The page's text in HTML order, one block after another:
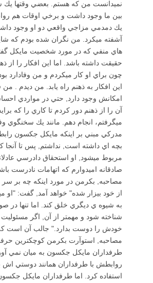
نميدانست من كه هستم. بعضي وقتها
بين ما وجود داشت و برخي اوقات هم
يك دمدمي مزاجي واقعي دو او وجود
آشفته ميكرد. من نگران شده بودم كه
هاي منفي كه در مورد شخصيت مايكل
حقيقت داشته باشد. اما اين افكار را از
چون براي او كار ميكردم و من وفادارد
اين افكار به ذهنم راه يابد. من ديدم . من
امكانش وجود دارد, حتي در مواردي
آن را از ذهنم دور كردم تا كاري را كه
ميگرفتم، انجام دهم. مانند يك سخنگوي
مدركي مبني بر اينكه مايكل جكسون
بچه اي داشته است, نداشتم, پس تا آنجا
مربوط ميشود, او استحقاق دادرسي
صادقانه اميدوارم كه اتهامات نادرست
مصاحبه, بكرمن در مورد اينكه چه بر سر
از خود بيزار شده" خواهد آمد, گفت: "او
به شيوه ي ديگري خلق كند. اما تنها در
شناخته شود و مهمتر از آن, اگر مسئوليت
خودش را دوست بدارد." جالب آن است
مصاحبه, استوآرت بكرمن كوچكترين
طرفداران مايكل جكسون به ميان نمي
روابطش با طرفداران همانند دوستي اش
استفاده كرد. اما طرفداران مايكل